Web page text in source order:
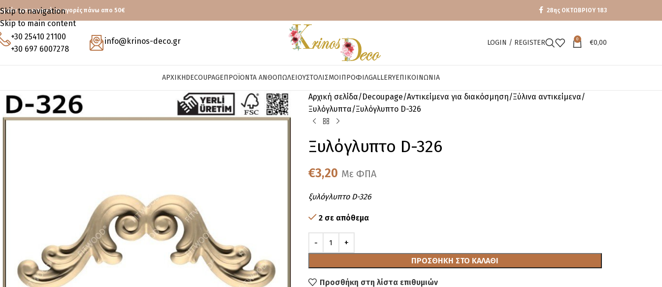
Skip to navigation
Skip to main content
μεταφορικά με αγορές πάνω απο 50€ 28ης ΟΚΤΩΒΡΙΟΥ 183
+30 25410 21100
+30 697 6007278
info@krinos-deco.gr LOGIN / REGISTER 0 €0,00
ΑΡΧΙΚΉDECOUPAGEΠΡΟΪΌΝΤΑ ΑΝΘΟΠΩΛΕΊΟΥΣΤΟΛΙΣΜΟΊΠΡΟΦΊΛGALLERYΕΠΙΚΟΙΝΩΝΊΑ
Αρχική σελίδα Decoupage Αντικείμενα για διακόσμηση Ξύλινα αντικείμενα
Ξυλόγλυπτα Ξυλόγλυπτο D-326
Ξυλόγλυπτο D-326
€3,20 Με ΦΠΑ
ξυλόγλυπτο D-326
2 σε απόθεμα
ΠΡΟΣΘΉΚΗ ΣΤΟ ΚΑΛΆΘΙ
Προσθήκη στη λίστα επιθυμιών